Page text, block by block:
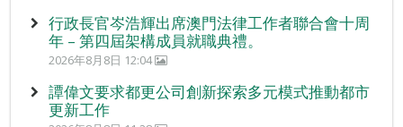
行政長官岑浩輝出席澳門法律工作者聯合會十周
年 – 第四屆架構成員就職典禮。
2026年8月8日 12:04
譚偉文要求都更公司創新探索多元模式推動都市
更新工作